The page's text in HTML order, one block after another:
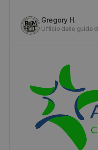
Gregory H.
Ufficio delle guide